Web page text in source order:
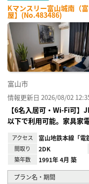
Kマンスリー富山城南（
屋】(No.483486)
富山市
情報更新日 2026/08/02
【6名入居可・Wi-Fi可
以下で利用可能。家具家
アクセス 富山地鉄本線「電
間取り 2DK
築年数 1991年 4月 築
プラン名・期間